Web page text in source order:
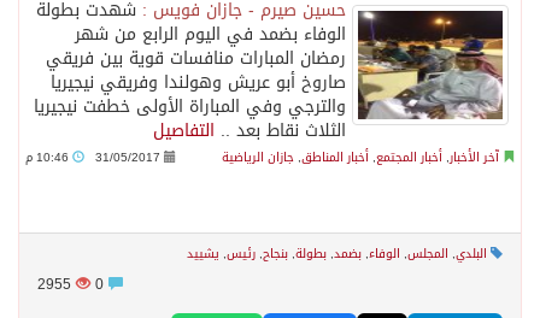
حسين صيرم - جازان فويس : شهدت بطولة
الوفاء بضمد في اليوم الرابع من شهر
رمضان المبارات منافسات قوية بين فريقي
صاروخ أبو عريش وهولندا وفريقي نيجيريا
والترجي وفي المباراة الأولى خطفت نيجيريا
الثلاث نقاط بعد .. التفاصيل
آخر الأخبار, أخبار المجتمع, أخبار المناطق, جازان الرياضية 31/05/2017
البلدي, المجلس, الوفاء, بضمد, بطولة, بنجاح, رئيس, يشييد
2955